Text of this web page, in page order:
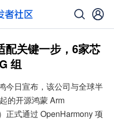
配关键一步，6家芯
组
今日宣布，该公司与全球半
的开源鸿蒙 Arm
正式通过 OpenHarmony 项